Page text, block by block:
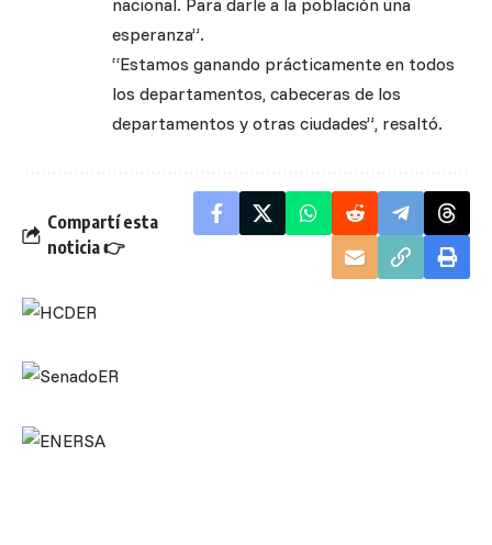
nacional. Para darle a la población una
esperanza”.
“Estamos ganando prácticamente en todos
los departamentos, cabeceras de los
departamentos y otras ciudades”, resaltó.
Compartí esta
noticia 👉